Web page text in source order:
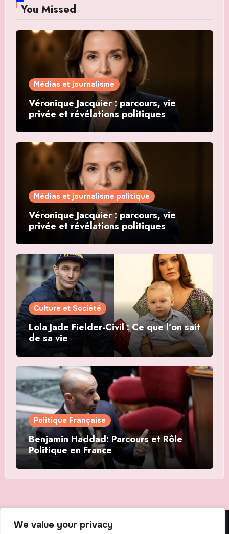
We value your privacy
You Missed
Médias et journalisme
Véronique Jacquier : parcours, vie
privée et révélations politiques
Médias et journalisme politique
Véronique Jacquier : parcours, vie
privée et révélations politiques
Culture et Société
Lola Jade Fielder-Civil : Ce que l’on sait
de sa vie
Politique Française
Benjamin Haddad: Parcours et Rôle
Politique en France